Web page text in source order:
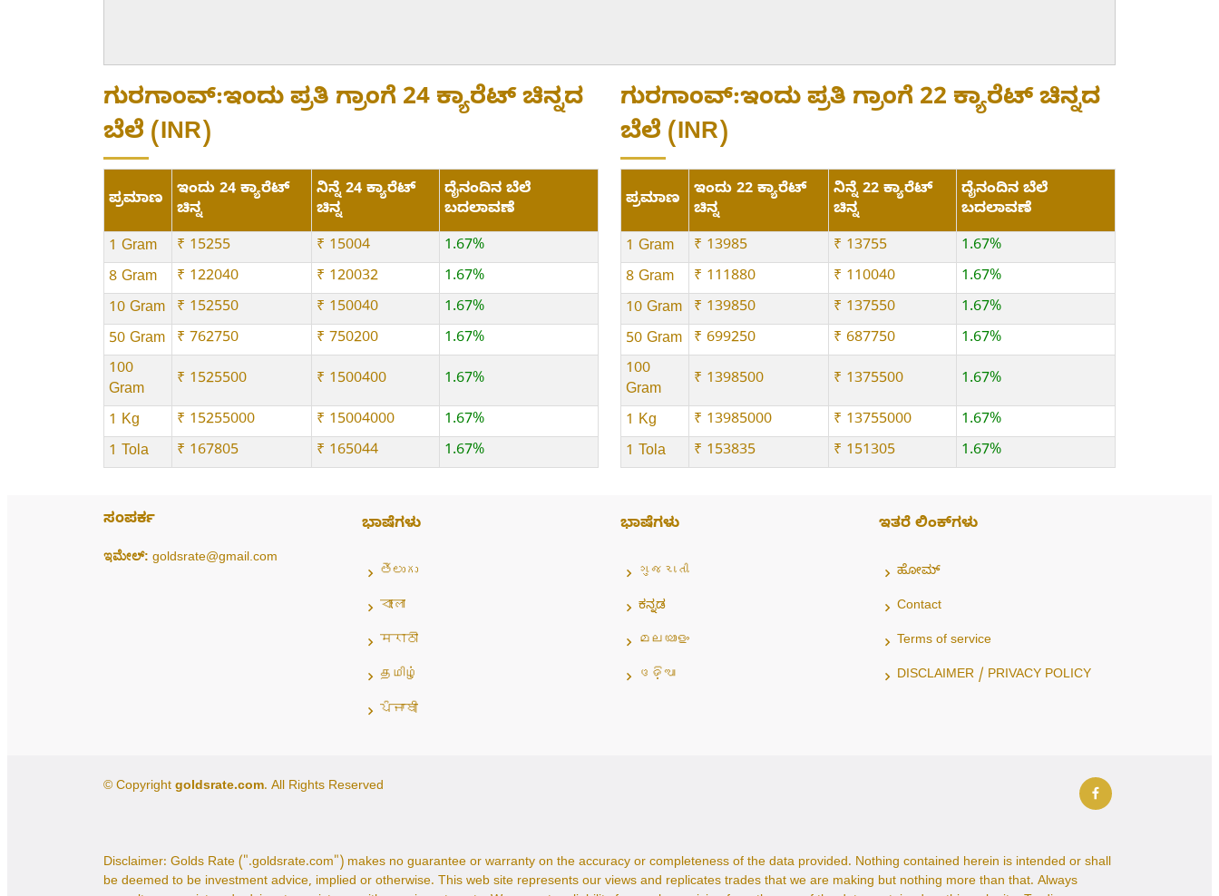
ಗುರಗಾಂವ್:ಇಂದು ಪ್ರತಿ ಗ್ರಾಂಗೆ 24 ಕ್ಯಾರೆಟ್ ಚಿನ್ನದ
ಬೆಲೆ (INR)
ಪ್ರಮಾಣ
ಇಂದು 24 ಕ್ಯಾರೆಟ್
ಚಿನ್ನ
ನಿನ್ನೆ 24 ಕ್ಯಾರೆಟ್
ಚಿನ್ನ
ದೈನಂದಿನ ಬೆಲೆ
ಬದಲಾವಣೆ
1 Gram
₹ 15255 ₹ 15004
1.67%
8 Gram
₹ 122040 ₹ 120032
1.67%
10 Gram
₹ 152550 ₹ 150040
1.67%
50 Gram
₹ 762750 ₹ 750200
1.67%
100
Gram
₹ 1525500 ₹ 1500400 1.67%
1 Kg ₹ 15255000 ₹ 15004000
1.67%
1 Tola
₹ 167805 ₹ 165044 1.67%
ಗುರಗಾಂವ್:ಇಂದು ಪ್ರತಿ ಗ್ರಾಂಗೆ 22 ಕ್ಯಾರೆಟ್ ಚಿನ್ನದ
ಬೆಲೆ (INR)
ಪ್ರಮಾಣ
ಇಂದು 22 ಕ್ಯಾರೆಟ್
ಚಿನ್ನ
ನಿನ್ನೆ 22 ಕ್ಯಾರೆಟ್
ಚಿನ್ನ
ದೈನಂದಿನ ಬೆಲೆ
ಬದಲಾವಣೆ
1 Gram
₹ 13985 ₹ 13755
1.67%
8 Gram
₹ 111880 ₹ 110040
1.67%
10 Gram
₹ 139850 ₹ 137550
1.67%
50 Gram
₹ 699250 ₹ 687750
1.67%
100
Gram
₹ 1398500 ₹ 1375500 1.67%
1 Kg ₹ 13985000 ₹ 13755000
1.67%
1 Tola
₹ 153835 ₹ 151305 1.67%
ಸಂಪರ್ಕ
ಇಮೇಲ್: goldsrate@gmail.com
ಭಾಷೆಗಳು
తెలుగు
বাংলা
मराठी
தமிழ்
ਪੰਜਾਬੀ
ಭಾಷೆಗಳು
ગુજરાતી
ಕನ್ನಡ
മലയാളം
ଓଡ଼ିଆ
ಇತರೆ ಲಿಂಕ್‌ಗಳು
ಹೋಮ್
Contact
Terms of service
DISCLAIMER / PRIVACY POLICY
© Copyright goldsrate.com. All Rights Reserved
Disclaimer: Golds Rate (".goldsrate.com") makes no guarantee or warranty on the accuracy or completeness of the data provided. Nothing contained herein is intended or shall
be deemed to be investment advice, implied or otherwise. This web site represents our views and replicates trades that we are making but nothing more than that. Always